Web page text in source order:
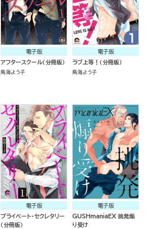
電子版
アフタースクール（分冊版）
鳥海よう子
電子版
ラブ上等！（分冊版）
鳥海よう子
電子版
プライベート・セクレタリー
（分冊版）
電子版
GUSHmaniaEX 挑発煽
り受け